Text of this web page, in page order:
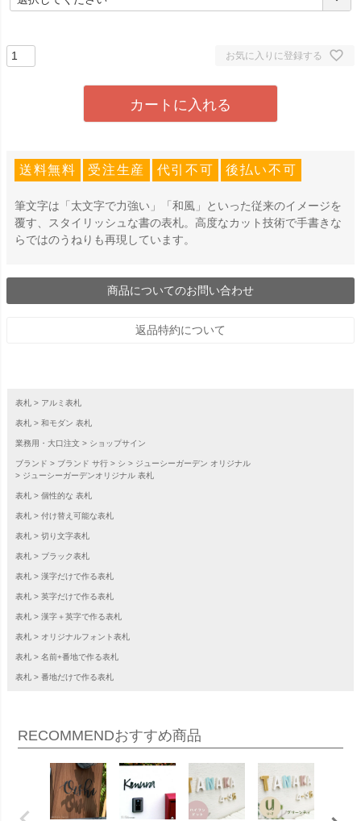
必
お気に入りに登録する
カートに入れる
送料無料 受注生産 代引不可 後払い不可
筆文字は「太文字で力強い」「和風」といった従来のイメージを
覆す、スタイリッシュな書の表札。高度なカット技術で手書きな
らではのうねりも再現しています。
商品についてのお問い合わせ
返品特約について
表札 アルミ表札
表札 和モダン 表札
業務用・大口注文 ショップサイン
ブランド ブランド サ行 シ
ジューシーガーデン オリジナル
ジューシーガーデンオリジナル 表札
表札 個性的な 表札
表札 付け替え可能な表札
表札 切り文字表札
表札 ブラック表札
表札 漢字だけで作る表札
表札 英字だけで作る表札
表札 漢字＋英字で作る表札
表札 オリジナルフォント表札
表札 名前+番地で作る表札
表札 番地だけで作る表札
RECOMMENDおすすめ商品